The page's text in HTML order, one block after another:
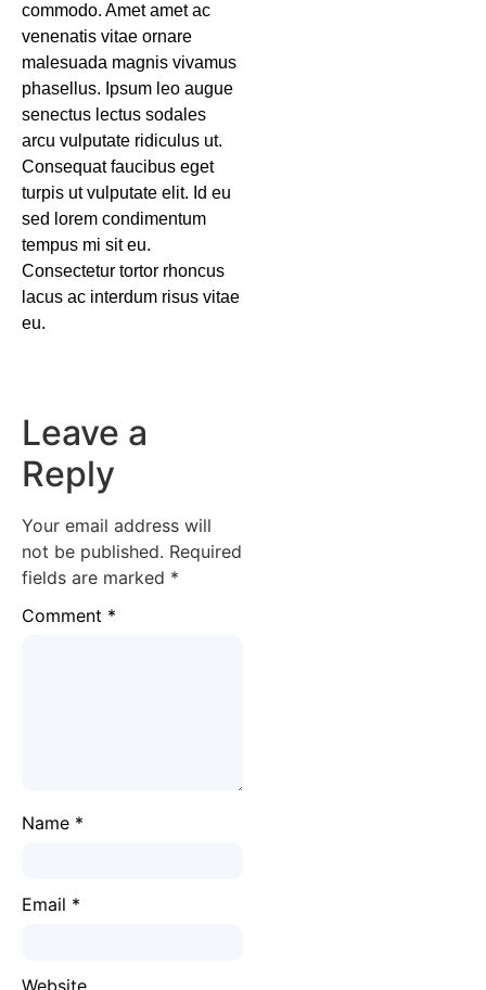
commodo. Amet amet ac
venenatis vitae ornare
malesuada magnis vivamus
phasellus. Ipsum leo augue
senectus lectus sodales
arcu vulputate ridiculus ut.
Consequat faucibus eget
turpis ut vulputate elit. Id eu
sed lorem condimentum
tempus mi sit eu.
Consectetur tortor rhoncus
lacus ac interdum risus vitae
eu.
Leave a
Reply
Your email address will
not be published. Required
fields are marked *
Comment *
Name *
Email *